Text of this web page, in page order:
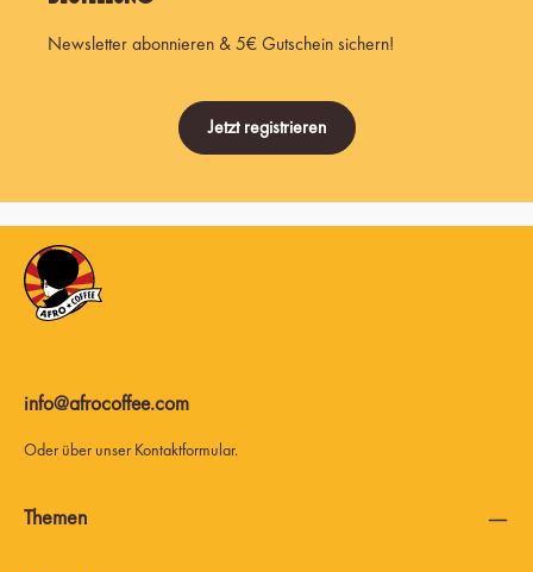
Newsletter abonnieren & 5€ Gutschein sichern!
Jetzt registrieren
info@afrocoffee.com
Oder über unser Kontaktformular.
Themen